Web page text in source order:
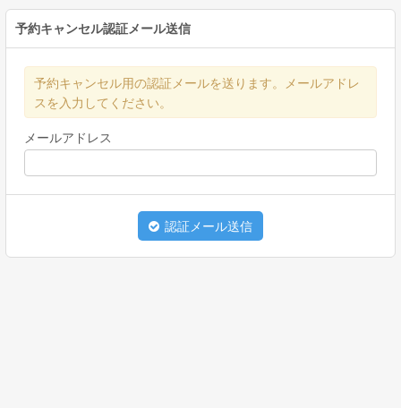
予約キャンセル認証メール送信
予約キャンセル用の認証メールを送ります。メールアドレ
スを入力してください。
メールアドレス
認証メール送信